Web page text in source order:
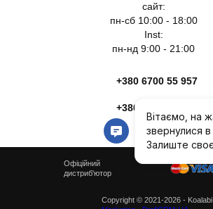
сайт:
пн-сб 10:00 - 18:00
Inst:
пн-нд 9:00 - 21:00
+380 6700 55 957
+380 6754 51 135
Copyright © 2021-2026 - Koalabi
Офіційний
дистриб'ютор